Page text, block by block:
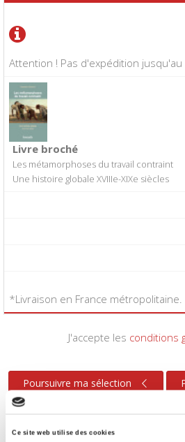
Ce site web utilise des cookies
Attention ! Pas d'expédition
Livre broché
Les métamorphoses du travail contraint
Une histoire globale XVIIIe-XIXe siècles
*Livraison en France
J'accepte les conditions
Poursuivre ma sélection